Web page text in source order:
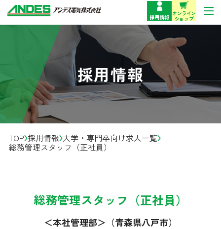
採用情報 オンライン
ショップ
サポート・お問い合わせ
企業情報
事業紹介
お役立ち情報
採用情報
TOP 採用情報 大学・専門卒向け求人一覧
総務管理スタッフ（正社員）
総務管理スタッフ（正社員）
＜本社管理部＞（青森県八戸市）